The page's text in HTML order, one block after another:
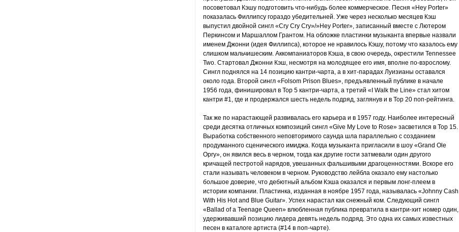
посоветовал Кэшу подготовить что-нибудь более коммерческое. Песня «Hey Porter»
показалась Филлипсу гораздо убедительней. Уже через несколько месяцев Кэш
выпустил двойной сингл «Cry Cry Cry»/»Hey Porter», записанный вместе с Лютером
Перкинсом и Маршаллом Грантом. На обложке пластинки музыканта впервые назвали
именем Джонни (идея Филлипса), которое не нравилось Кэшу, потому что казалось ему
слишком мальчишеским. Аккомпаниаторов Кэша, в свою очередь, окрестили Tennessee
Two. Стартовал Джонни Кэш, несмотря на молодящее его имя, вполне по-взрослому.
Сингл поднялся на 14 позицию кантри-чарта, а в хит-парадах Луизианы оставался
около года. Второй сингл «Folsom Prison Blues», предъявленный публике в начале
1956 года, финишировал в Тор 5 кантри-чарта, а третий «I Walk the Line» стал хитом
кантри #1, где и продержался шесть недель подряд, заглянув и в Тор 20 поп-рейтинга.
Так же по нарастающей развивалась его карьера и в 1957 году. Наиболее интересный
среди десятка отличных композиций сингл «Give My Love to Rose» засветился в Тор 15.
Выработка собственного неповторимого саунда шла параллельно с созданием
продуманного сценического имиджа. Когда музыканта пригласили в шоу «Grand Ole
Opry», он явился весь в черном, тогда как другие гости затмевали один другого
кричащей пестротой нарядов, увешанных фальшивыми драгоценностями. Вскоре его
стали называть человеком в черном. Руководство лейбла оказало ему настолько
большое доверие, что дебютный альбом Кэша оказался и первым лонг-плеем в
истории компании. Пластинка, изданная в ноябре 1957 года, называлась «Johnny Cash
With His Hot and Blue Guitar». Успех нарастал как снежный ком. Следующий сингл
«Ballad of a Teenage Queen» влюбленная публика превратила в кантри-хит номер один,
удерживавший позицию лидера девять недель подряд. Это одна их самых известных
песен в каталоге артиста (#14 в поп-чарте).